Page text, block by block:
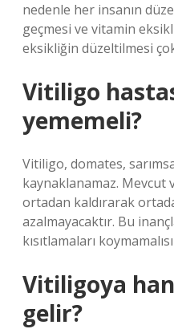
nedenle her insanın
geçmesi ve vitamin
eksikliğin düzeltilmesi
Vitiligo
yememeli?
Vitiligo, domates,
kaynaklanamaz. Mevcut
ortadan kaldırarak
azalmayacaktır. Bu
kısıtlamaları
Vitiligoya
gelir?